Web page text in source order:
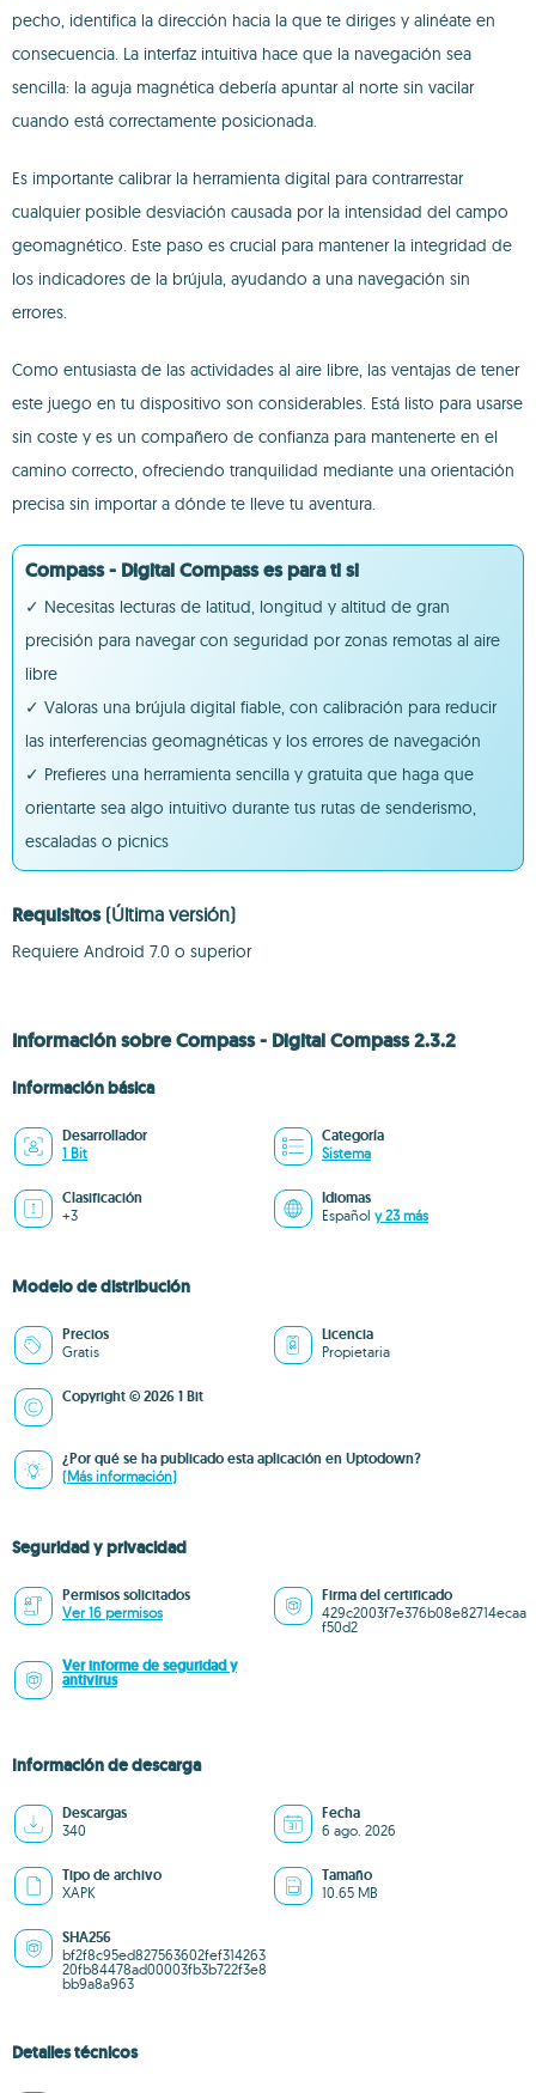
pecho, identifica la dirección hacia la que te diriges y alinéate en
consecuencia. La interfaz intuitiva hace que la navegación sea
sencilla: la aguja magnética debería apuntar al norte sin vacilar
cuando está correctamente posicionada.
Es importante calibrar la herramienta digital para contrarrestar
cualquier posible desviación causada por la intensidad del campo
geomagnético. Este paso es crucial para mantener la integridad de
los indicadores de la brújula, ayudando a una navegación sin
errores.
Como entusiasta de las actividades al aire libre, las ventajas de tener
este juego en tu dispositivo son considerables. Está listo para usarse
sin coste y es un compañero de confianza para mantenerte en el
camino correcto, ofreciendo tranquilidad mediante una orientación
precisa sin importar a dónde te lleve tu aventura.
Compass - Digital Compass es para ti si
✓ Necesitas lecturas de latitud, longitud y altitud de gran
precisión para navegar con seguridad por zonas remotas al aire
libre
✓ Valoras una brújula digital fiable, con calibración para reducir
las interferencias geomagnéticas y los errores de navegación
✓ Prefieres una herramienta sencilla y gratuita que haga que
orientarte sea algo intuitivo durante tus rutas de senderismo,
escaladas o picnics
Requisitos (Última versión)
Requiere Android 7.0 o superior
Información sobre Compass - Digital Compass 2.3.2
Información básica
Desarrollador
1 Bit
Categoría
Sistema
Clasificación
+3
Idiomas
Español y 23 más
Modelo de distribución
Precios
Gratis
Licencia
Propietaria
Copyright © 2026 1 Bit
¿Por qué se ha publicado esta aplicación en Uptodown?
(Más información)
Seguridad y privacidad
Permisos solicitados
Ver 16 permisos
Firma del certificado
429c2003f7e376b08e82714ecaa
f50d2
Ver informe de seguridad y
antivirus
Información de descarga
Descargas
340
Fecha
6 ago. 2026
Tipo de archivo
XAPK
Tamaño
10.65 MB
SHA256
bf2f8c95ed827563602fef314263
20fb84478ad00003fb3b722f3e8
bb9a8a963
Detalles técnicos